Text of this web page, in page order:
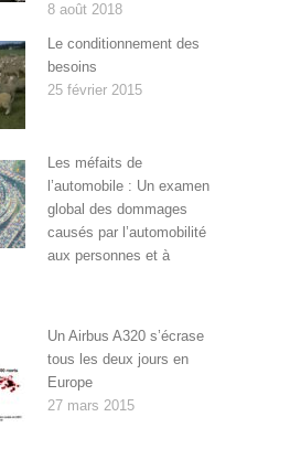
8 août 2018
Le conditionnement des
besoins
25 février 2015
Les méfaits de
l’automobile : Un examen
global des dommages
causés par l’automobilité
aux personnes et à
Un Airbus A320 s’écrase
tous les deux jours en
Europe
27 mars 2015